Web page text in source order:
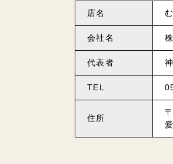
店名
会社名
代表者
TEL
住所